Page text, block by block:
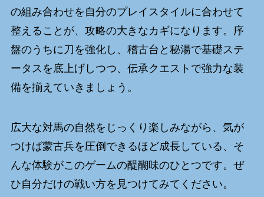
の組み合わせを自分のプレイスタイルに合わせて
整えることが、攻略の大きなカギになります。序
盤のうちに刀を強化し、稽古台と秘湯で基礎ステ
ータスを底上げしつつ、伝承クエストで強力な装
備を揃えていきましょう。
広大な対馬の自然をじっくり楽しみながら、気が
つけば蒙古兵を圧倒できるほど成長している、そ
んな体験がこのゲームの醍醐味のひとつです。ぜ
ひ自分だけの戦い方を見つけてみてください。